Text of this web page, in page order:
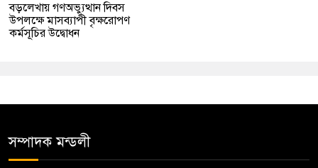
বড়লেখায় গণঅভ্যুত্থান দিবস
উপলক্ষে মাসব্যাপী বৃক্ষরোপণ
কর্মসূচির উদ্বোধন
সম্পাদক মন্ডলী